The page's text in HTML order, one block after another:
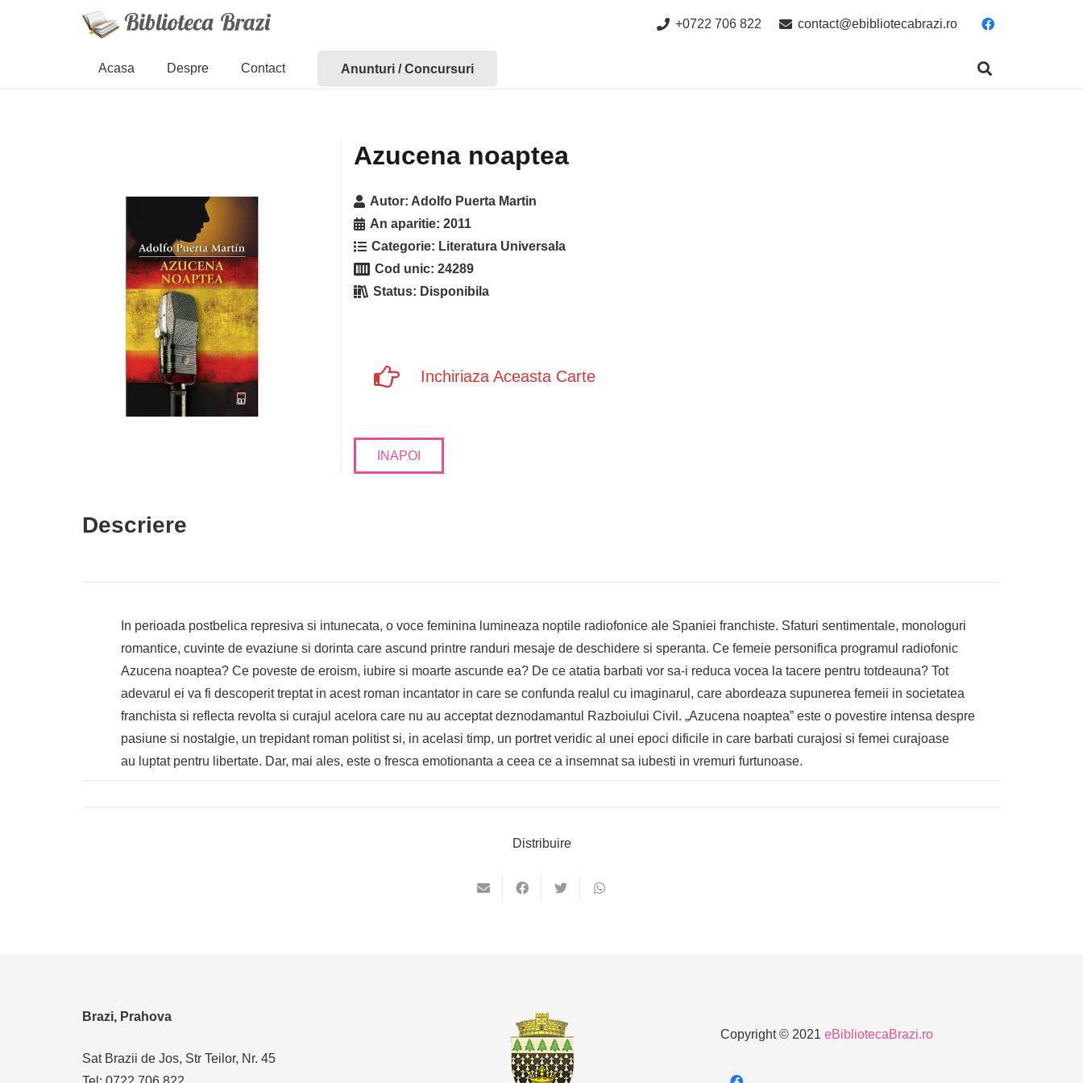
+0722 706 822 contact@ebibliotecabrazi.ro
Acasa Despre Contact Anunturi / Concursuri
Azucena noaptea
Autor: Adolfo Puerta Martin
An aparitie:2011
Categorie: Literatura Universala
Cod unic:24289
Status: Disponibila
Inchiriaza Aceasta Carte
INAPOI
Descriere
In perioada postbelica represiva si intunecata, o voce feminina lumineaza noptile radiofonice ale Spaniei franchiste. Sfaturi sentimentale, monologuri
romantice, cuvinte de evaziune si dorinta care ascund printre randuri mesaje de deschidere si speranta. Ce femeie personifica programul radiofonic
Azucena noaptea? Ce poveste de eroism, iubire si moarte ascunde ea? De ce atatia barbati vor sa-i reduca vocea la tacere pentru totdeauna? Tot
adevarul ei va fi descoperit treptat in acest roman incantator in care se confunda realul cu imaginarul, care abordeaza supunerea femeii in societatea
franchista si reflecta revolta si curajul acelora care nu au acceptat deznodamantul Razboiului Civil. „Azucena noaptea” este o povestire intensa despre
pasiune si nostalgie, un trepidant roman politist si, in acelasi timp, un portret veridic al unei epoci dificile in care barbati curajosi si femei curajoase
au luptat pentru libertate. Dar, mai ales, este o fresca emotionanta a ceea ce a insemnat sa iubesti in vremuri furtunoase.
Distribuire
Brazi, Prahova
Sat Brazii de Jos, Str Teilor, Nr. 45
Copyright © 2021 eBibliotecaBrazi.ro